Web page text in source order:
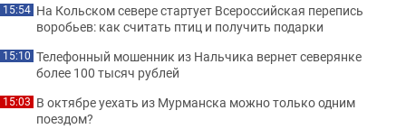
15:54 На Кольском севере стартует Всероссийская перепись
воробьев: как считать птиц и получить подарки
15:10 Телефонный мошенник из Нальчика вернет северянке
более 100 тысяч рублей
15:03 В октябре уехать из Мурманска можно только одним
поездом?